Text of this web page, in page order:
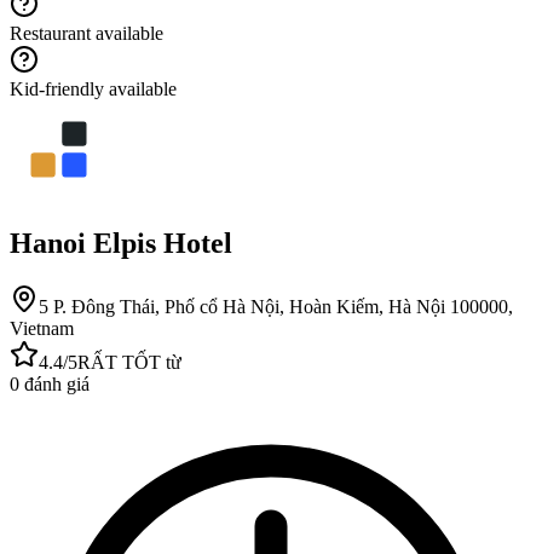
Restaurant available
Kid-friendly available
Hanoi Elpis Hotel
5 P. Đông Thái, Phố cổ Hà Nội, Hoàn Kiếm, Hà Nội 100000,
Vietnam
4.4/5RẤT TỐT từ
0 đánh giá